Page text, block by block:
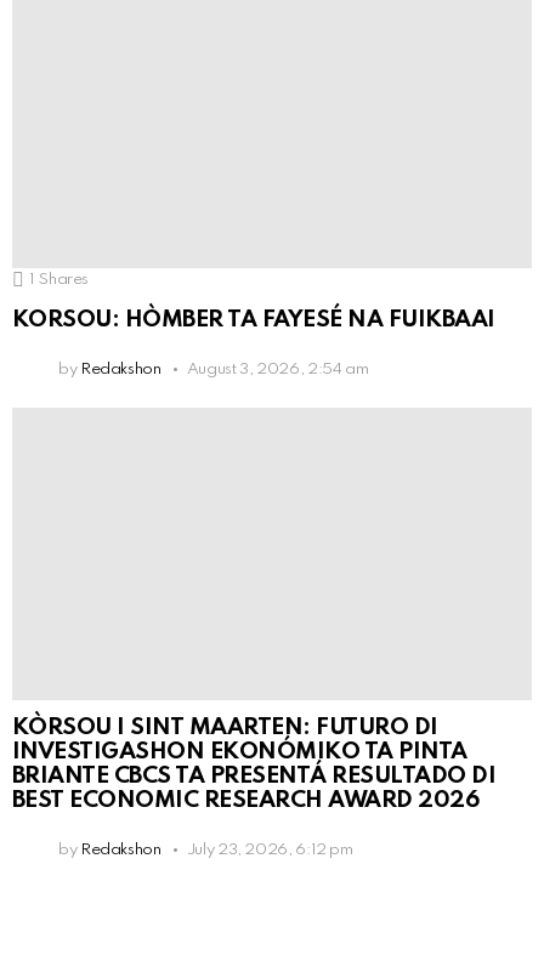
Shares
KORSOU: HÒMBER TA FAYESÉ NA FUIKBAAI
by Redakshon August 3, 2026, 2:54 am
KÒRSOU I SINT MAARTEN: FUTURO DI
INVESTIGASHON EKONÓMIKO TA PINTA
BRIANTE CBCS TA PRESENTÁ RESULTADO DI
BEST ECONOMIC RESEARCH AWARD 2026
by Redakshon July 23, 2026, 6:12 pm